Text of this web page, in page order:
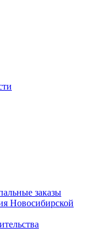
заказы
Новосибирской